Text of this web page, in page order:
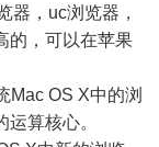
器，uc浏览器，
的，可以在苹果
Mac OS X中的浏
算核心。